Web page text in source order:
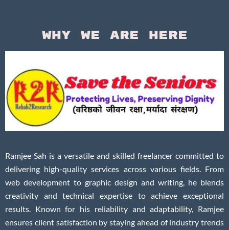
Why We Are Here
Ramjee Sah is a versatile and skilled freelancer committed to
delivering high-quality services across various fields. From
web development to graphic design and writing, he blends
creativity and technical expertise to achieve exceptional
results. Known for his reliability and adaptability, Ramjee
ensures client satisfaction by staying ahead of industry trends